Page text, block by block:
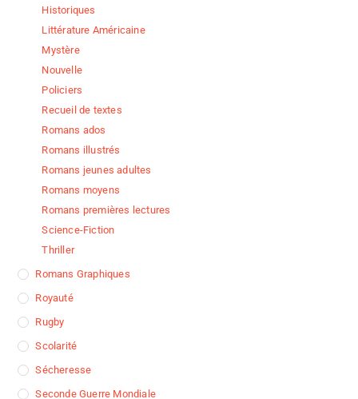
Historiques
Littérature Américaine
Mystère
Nouvelle
Policiers
Recueil de textes
Romans ados
Romans illustrés
Romans jeunes adultes
Romans moyens
Romans premières lectures
Science-Fiction
Thriller
Romans Graphiques
Royauté
Rugby
Scolarité
Sécheresse
Seconde Guerre Mondiale